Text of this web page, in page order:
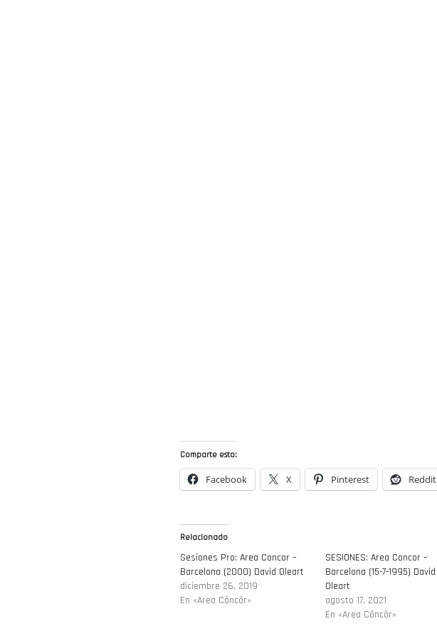
Comparte esto:
Facebook X Pinterest Reddit
Relacionado
Sesiones Pro: Area Concor –
Barcelona (2000) David Oleart
diciembre 26, 2019
En «Area Cöncör»
SESIONES: Area Concor –
Barcelona (15-7-1995) David
Oleart
agosto 17, 2021
En «Area Cöncör»